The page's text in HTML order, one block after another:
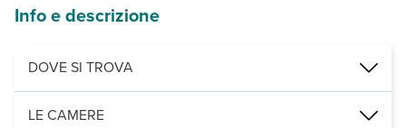
Info e descrizione
DOVE SI TROVA
Nelle vicinanze di: Parco Divertimenti Holiday World Maspalomas
LE CAMERE